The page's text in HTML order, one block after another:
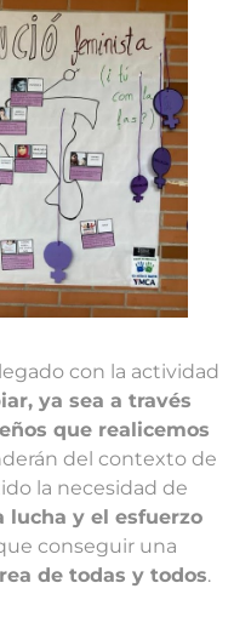
con la actividad
ya sea a través
que realicemos
del contexto de
la necesidad de
y el esfuerzo
conseguir una
de todas y todos.